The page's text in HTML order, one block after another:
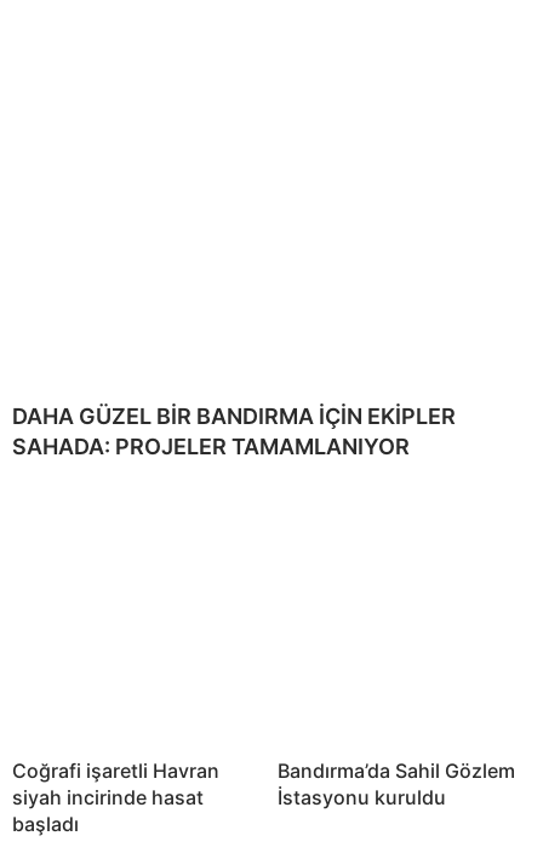
DAHA GÜZEL BİR BANDIRMA İÇİN EKİPLER
SAHADA: PROJELER TAMAMLANIYOR
Coğrafi işaretli Havran
siyah incirinde hasat
başladı
Bandırma’da Sahil Gözlem
İstasyonu kuruldu